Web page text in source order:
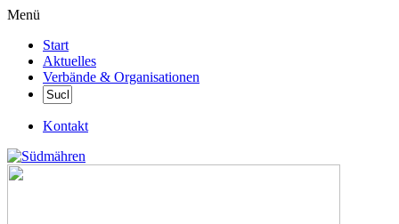
Menü
Start
Aktuelles
Verbände & Organisationen
Kontakt